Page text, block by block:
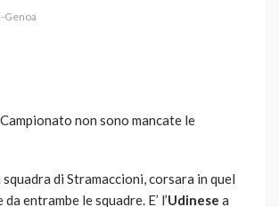
Genoa
non sono mancate le
di Stramaccioni, corsara in quel
entrambe le squadre. E’ l’Udinese a
Davis: tennis mondiale e
l’automobilismo
abbracciano la stessa causa